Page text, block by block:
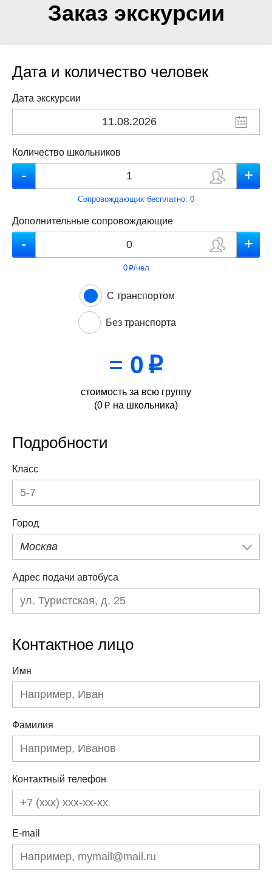
Заказ экскурсии
Дата и количество человек
Дата экскурсии
Количество школьников
Сопровождающих бесплатно: 0
Дополнительные сопровождающие
0p/чел
С транспортом
Без транспорта
= 0 p
стоимость за всю группу
(0 p на школьника)
Подробности
Класс
Город
Москва
Адрес подачи автобуса
Контактное лицо
Имя
Фамилия
Контактный телефон
E-mail